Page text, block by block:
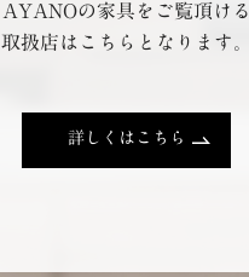
AYANOの家具をご覧頂ける
取扱店はこちらとなります。
詳しくはこちら